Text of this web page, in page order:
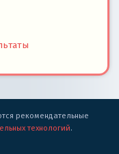
рекомендательные
технологий.